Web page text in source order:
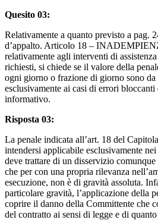
Quesito 03:
Relativamente a quanto previsto a pag.
d’appalto. Articolo 18 –
relativamente agli interventi di
richiesti, si chiede se il valore della
ogni giorno o frazione di giorno sono
esclusivamente ai casi di errori bloccanti
informativo.
Risposta 03:
La penale indicata all’art. 18 del
intendersi applicabile esclusivamente
deve trattare di un disservizio
che per con una propria rilevanza
esecuzione, non è di gravità assoluta.
particolare gravità, l’applicazione della
coprire il danno della Committente che
del contratto ai sensi di legge e di